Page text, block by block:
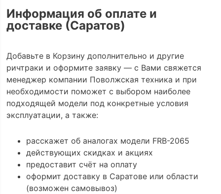
Информация об оплате и
доставке (Саратов)
Добавьте в Корзину дополнительно и другие
ричтраки и оформите заявку — с Вами свяжется
менеджер компании Поволжская техника и при
необходимости поможет с выбором наиболее
подходящей модели под конкретные условия
эксплуатации, а также:
расскажет об аналогах модели FRB-2065
действующих скидках и акциях
предоставит счёт на оплату
оформит доставку в Саратове или области
(возможен самовывоз)